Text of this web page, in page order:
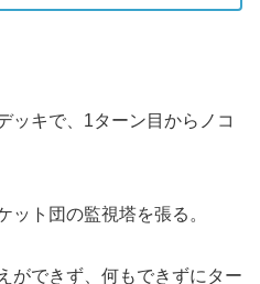
ッキで、1ターン目からノコ
ット団の監視塔を張る。
ができず、何もできずにター